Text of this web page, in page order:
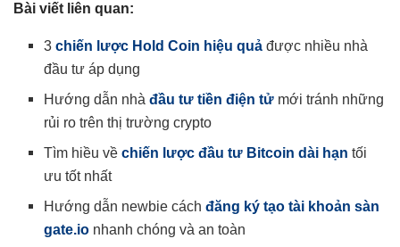
Bài viết liên quan:
3chiến lược Hold Coin hiệu quả được nhiều nhà
đầu tư áp dụng
Hướng dẫn nhà đầu tư tiền điện tử mới tránh những
rủi ro trên thị trường crypto
Tìm hiều về chiến lược đầu tư Bitcoin dài hạntối
ưu tốt nhất
Hướng dẫn newbie cách đăng ký tạo tài khoản sàn
gate.io nhanh chóng và an toàn